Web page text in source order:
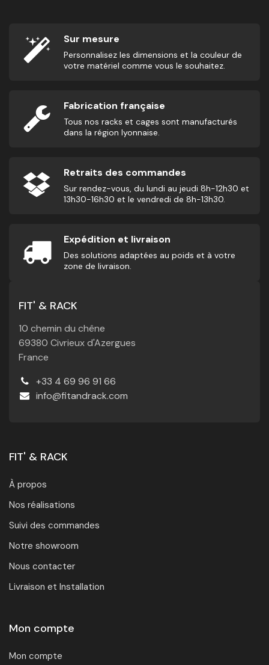
Sur mesure
Personnalisez les dimensions et la couleur de
votre matériel comme vous le souhaitez.
Fabrication française
Tous nos racks et cages sont manufacturés
dans la région lyonnaise.
Retraits des commandes
Sur rendez-vous, du lundi au jeudi 8h-12h30 et
13h30-16h30 et le vendredi de 8h-13h30.
Expédition et livraison
Des solutions adaptées au poids et à votre
zone de livraison.
FIT' & RACK
10 chemin du chêne
69380 Civrieux d'Azergues
France
+33 4 69 96 91 66
info@fitandrack.com
FIT' & RACK
À propos
Nos réalisations
Suivi des commandes
Notre showroom
Nous contacter
Livraison et Installation
Mon compte
Mon compte